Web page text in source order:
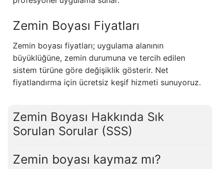
Zemin Boyası Fiyatları
Zemin boyası fiyatları; uygulama alanının
büyüklüğüne, zemin durumuna ve tercih edilen
sistem türüne göre değişiklik gösterir. Net
fiyatlandırma için ücretsiz keşif hizmeti sunuyoruz.
Zemin Boyası Hakkında Sık
Sorulan Sorular (SSS)
Zemin boyası kaymaz mı?